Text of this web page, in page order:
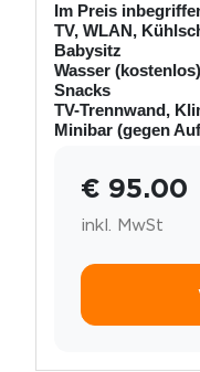
Im Preis
TV, WLAN,
Babysitz
Wasser (kostenlos)
Snacks
TV-Trennwand,
Minibar (gegen
€ 95.00
inkl. MwSt